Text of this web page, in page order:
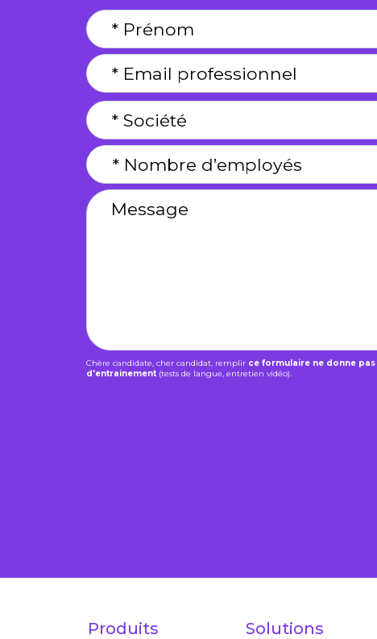
Chère candidate, cher candidat, remplir ce formulaire ne donne
d'entrainement(tests de langue, entretien vidéo).
Produits Solutions